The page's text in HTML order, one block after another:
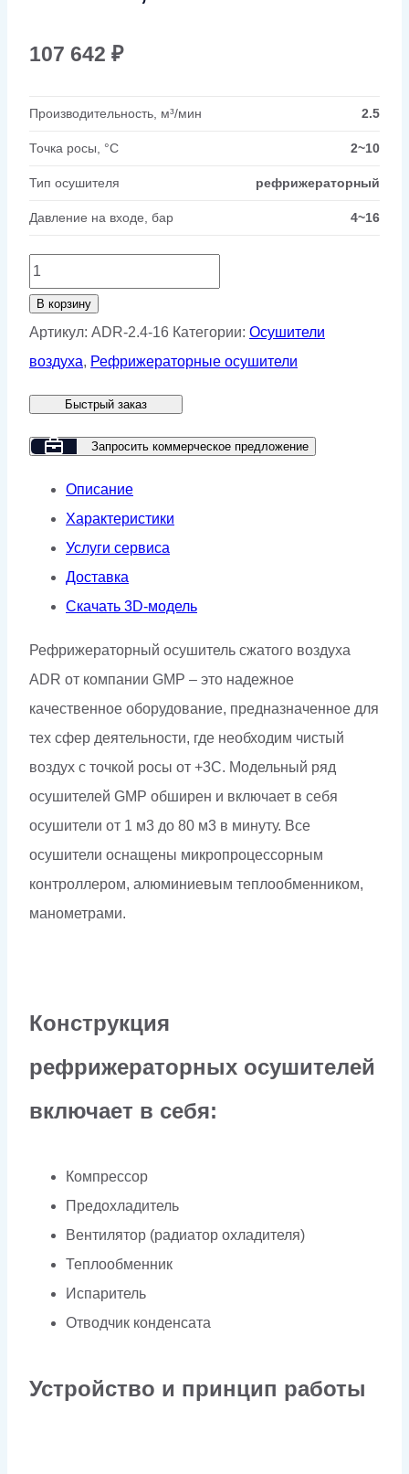
107 642 ₽
Производительность, м³/мин 2.5
Точка росы, °C 2~10
Тип осушителя рефрижераторный
Давление на входе, бар 4~16
Количество
товара
Рефрижераторный
осушитель
ADR-
2,4-
В корзину
Артикул: ADR-2.4-16 Категории: Осушители
воздуха, Рефрижераторные осушители
Быстрый заказ
Запросить коммерческое предложение
Описание
Характеристики
Услуги сервиса
Доставка
Скачать 3D-модель
Рефрижераторный осушитель сжатого воздуха
ADR от компании GMP – это надежное
качественное оборудование, предназначенное для
тех сфер деятельности, где необходим чистый
воздух с точкой росы от +3С. Модельный ряд
осушителей GMP обширен и включает в себя
осушители от 1 м3 до 80 м3 в минуту. Все
осушители оснащены микропроцессорным
контроллером, алюминиевым теплообменником,
манометрами.
Конструкция
рефрижераторных осушителей
включает в себя:
Компрессор
Предохладитель
Вентилятор (радиатор охладителя)
Теплообменник
Испаритель
Отводчик конденсата
Устройство и принцип работы